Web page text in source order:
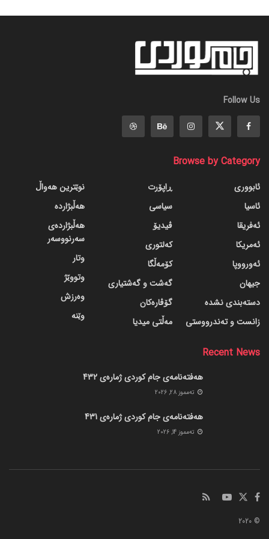
Follow Us
Browse by Category
ئابووری
ئاسیا
ئەفریقا
ئەمریکا
ئەورووپا
جیهان
دسته‌بندی نشده
زانست و تەندرووستی
ڕاپۆرت
سیاسی
ڤیدیۆ
کەلتوری
کۆمەڵگا
گه‌شت و گه‌شتیاری
گۆڤاره‌کان
مەڵتی میدیا
نوێترین هەواڵ
هەڵبژاردە
هەڵبژاردەی
سەرنووسەر
وتار
وتووێژ
وەرزش
وێنە
Recent News
هەفتەنامەی جام کوردی ژمارەی 432
ته‌مموز 28, 2026
هەفتەنامەی جام کوردی ژمارەی 431
ته‌مموز 14, 2026
© 2020